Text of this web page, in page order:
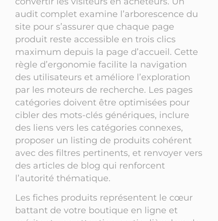
audit complet examine l’arborescence du
site pour s’assurer que chaque page
produit reste accessible en trois clics
maximum depuis la page d’accueil. Cette
règle d’ergonomie facilite la navigation
des utilisateurs et améliore l’exploration
par les moteurs de recherche. Les pages
catégories doivent être optimisées pour
cibler des mots-clés génériques, inclure
des liens vers les catégories connexes,
proposer un listing de produits cohérent
avec des filtres pertinents, et renvoyer vers
des articles de blog qui renforcent
l’autorité thématique.
Les fiches produits représentent le cœur
battant de votre boutique en ligne et